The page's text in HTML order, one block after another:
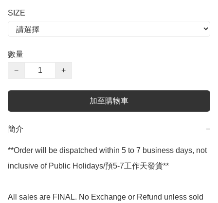
SIZE
數量
−
+
加至購物車
簡介 −
**Order will be dispatched within 5 to 7 business days, not
inclusive of Public Holidays/預5-7工作天發貨**
All sales are FINAL. No Exchange or Refund unless sold